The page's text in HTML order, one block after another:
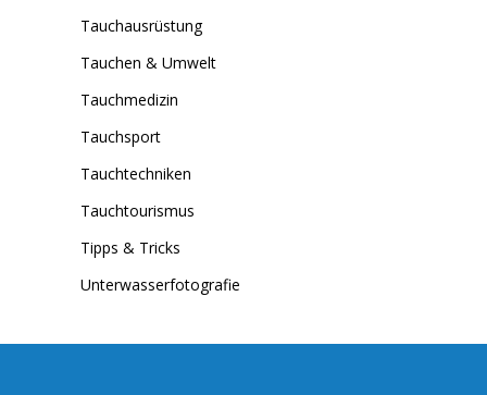
Tauchausrüstung
Tauchen & Umwelt
Tauchmedizin
Tauchsport
Tauchtechniken
Tauchtourismus
Tipps & Tricks
Unterwasserfotografie